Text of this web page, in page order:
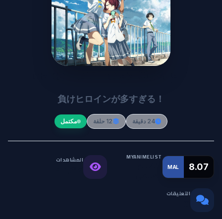
Make Heroine ga Oosugiru!
負けヒロインが多すぎる！
24 دقيقة 12 حلقة مكتمل
MAL 8.07
MYANIMELIST المشاهدات
التعليقات